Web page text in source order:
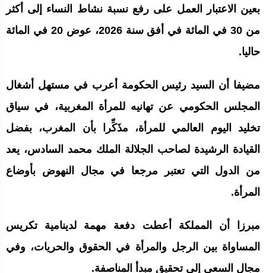
بعين الاعتبار العمل على رفع نسبة نشاط النساء إلى أكثر
من 30 في المائة في أفق سنة 2026، عوض 20 في المائة
حاليا.
مضيفا أن السيد رئيس الحكومة أعرب في مستهل أشغال
المجلس الحكومي عن تهانيه للمرأة المغربية، في سياق
تخليد اليوم العالمي للمرأة، مذَكِّرا بأن المغرب، بفضل
القيادة الرشيدة لصاحب الجلالة الملك محمد السادس، يعد
من الدول التي تعتبر مرجعا في مجال النهوض بأوضاع
المرأة.
مبرزا أن المملكة أعطت دفعة مهمة لدينامية تكريس
المساواة بين الرجل والمرأة في الحقوق والحريات، وفي
مجال السعي إلى تحقيق مبدأ المناصفة.